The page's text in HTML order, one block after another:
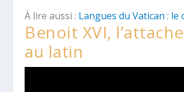
À lire aussi : Langues du Vatican : le
Benoit XVI,
au latin